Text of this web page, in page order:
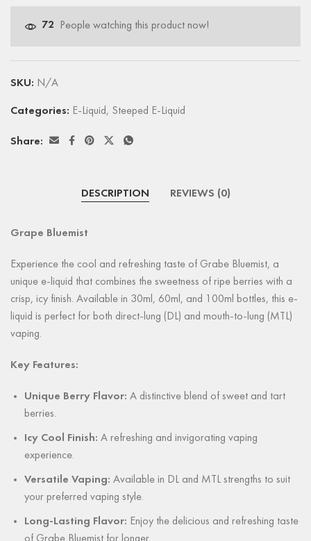
72 People watching this product now!
SKU: N/A
Categories: E-Liquid, Steeped E-Liquid
Share:
DESCRIPTION REVIEWS (0)
Grape Bluemist
Experience the cool and refreshing taste of Grabe Bluemist, a
unique e-liquid that combines the sweetness of ripe berries with a
crisp, icy finish. Available in 30ml, 60ml, and 100ml bottles, this e-
liquid is perfect for both direct-lung (DL) and mouth-to-lung (MTL)
vaping.
Key Features:
Unique Berry Flavor: A distinctive blend of sweet and tart
berries.
Icy Cool Finish: A refreshing and invigorating vaping
experience.
Versatile Vaping: Available in DL and MTL strengths to suit
your preferred vaping style.
Long-Lasting Flavor: Enjoy the delicious and refreshing taste